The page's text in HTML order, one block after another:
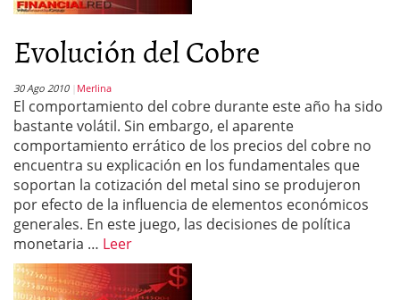
Evolución del Cobre
30 Ago 2010 Merlina
El comportamiento del cobre durante este año ha sido
bastante volátil. Sin embargo, el aparente
comportamiento errático de los precios del cobre no
encuentra su explicación en los fundamentales que
soportan la cotización del metal sino se produjeron
por efecto de la influencia de elementos económicos
generales. En este juego, las decisiones de política
monetaria … Leer